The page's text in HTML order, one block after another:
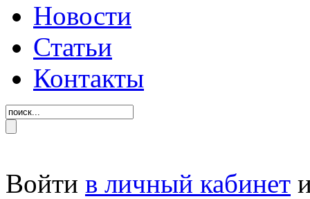
Новости
Статьи
Контакты
Войти в личный кабинет